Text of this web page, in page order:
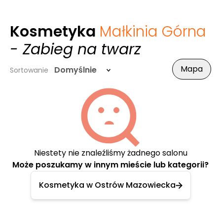
Kosmetyka Małkinia Górna
- Zabieg na twarz
Sortowanie Domyślnie Mapa
Niestety nie znaleźliśmy żadnego salonu
Może poszukamy w innym mieście lub kategorii?
Kosmetyka w Ostrów Mazowiecka